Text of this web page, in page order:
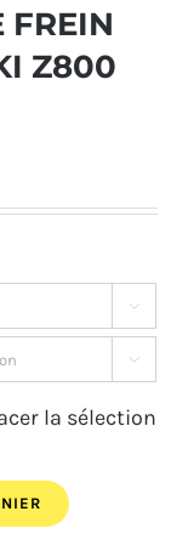
FREIN
Z800


la sélection